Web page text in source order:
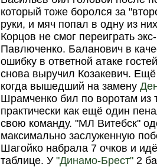
который тоже боролся за
руки, и мяч попал в одну из
Корцов не смог переиграть
Павлюченко. Баланович в
ошибку в ответной атаке
снова выручил Козакевич.
когда вышедший на замену
Шрамченко бил по воротам из
практически как ещё один
свою команду. "МЛ Витебск"
максимально заслуженную
Шагойко набрала 7 очков и
таблице. У"Динамо-Брест" 2